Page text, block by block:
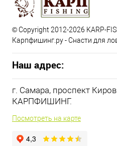
© Copyright 2012-2026 KARP-
Карпфишинг.ру - Снасти для
Наш адрес:
г. Самара, проспект
КАРПФИШИНГ.
Посмотреть на карте